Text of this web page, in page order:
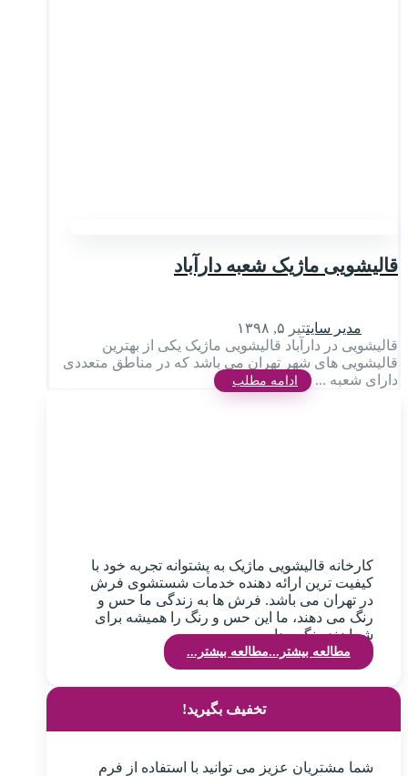
قالیشویی ماژیک شعبه دارآباد
مدیر سایتتیر ۵, ۱۳۹۸
قالیشویی در دارآباد قالیشویی ماژیک یکی از بهترین
قالیشویی های شهر تهران می باشد که در مناطق متعددی
دارای شعبه ...
ادامه مطلب
کارخانه قالیشویی ماژیک به پشتوانه تجربه خود با
کیفیت ترین ارائه دهنده خدمات شستشوی فرش
در تهران می باشد. فرش ها به زندگی ما حس و
رنگ می دهند، ما این حس و رنگ را همیشه برای
شما زنده نگهمیداریم.
مطالعه بیشتر...مطالعه بیشتر...
تخفیف بگیرید!
شما مشتریان عزیز می توانید با استفاده از فرم